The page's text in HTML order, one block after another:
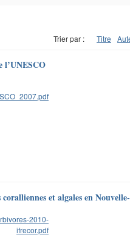
Trier par : Titre
l’UNESCO
et algales en